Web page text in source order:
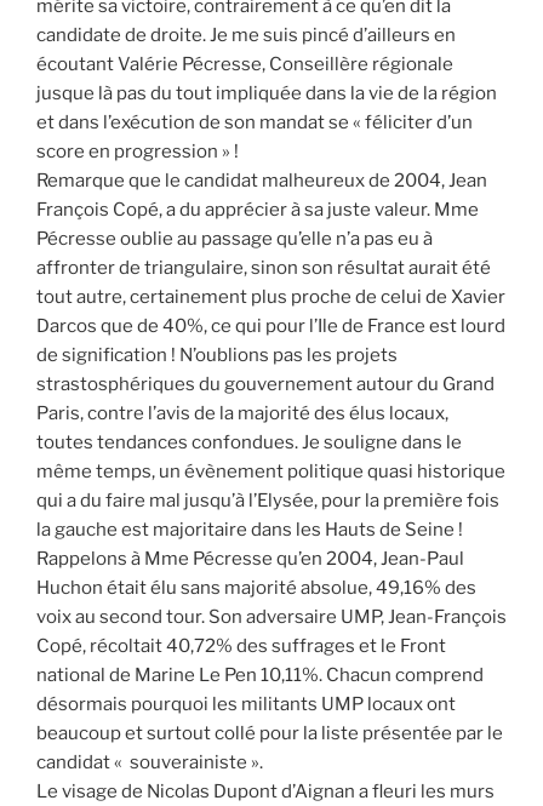
mérite sa victoire, contrairement à ce qu’en dit la
candidate de droite. Je me suis pincé d’ailleurs en
écoutant Valérie Pécresse, Conseillère régionale
jusque là pas du tout impliquée dans la vie de la région
et dans l’exécution de son mandat se « féliciter d’un
score en progression » !
Remarque que le candidat malheureux de 2004, Jean
François Copé, a du apprécier à sa juste valeur. Mme
Pécresse oublie au passage qu’elle n’a pas eu à
affronter de triangulaire, sinon son résultat aurait été
tout autre, certainement plus proche de celui de Xavier
Darcos que de 40%, ce qui pour l’Ile de France est lourd
de signification ! N’oublions pas les projets
strastosphériques du gouvernement autour du Grand
Paris, contre l’avis de la majorité des élus locaux,
toutes tendances confondues. Je souligne dans le
même temps, un évènement politique quasi historique
qui a du faire mal jusqu’à l’Elysée, pour la première fois
la gauche est majoritaire dans les Hauts de Seine !
Rappelons à Mme Pécresse qu’en 2004, Jean-Paul
Huchon était élu sans majorité absolue, 49,16% des
voix au second tour. Son adversaire UMP, Jean-François
Copé, récoltait 40,72% des suffrages et le Front
national de Marine Le Pen 10,11%. Chacun comprend
désormais pourquoi les militants UMP locaux ont
beaucoup et surtout collé pour la liste présentée par le
candidat « souverainiste ».
Le visage de Nicolas Dupont d’Aignan a fleuri les murs